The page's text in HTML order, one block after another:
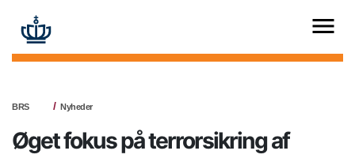
BRS Nyheder
Øget fokus på terrorsikring af